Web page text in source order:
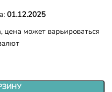
01.12.2025
может варьироваться